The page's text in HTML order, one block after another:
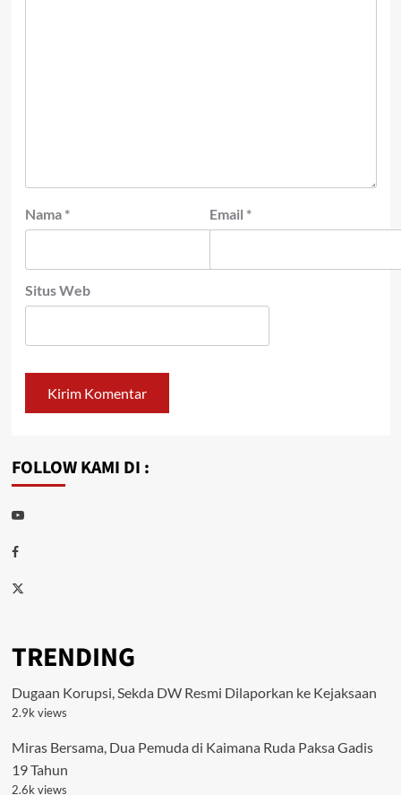
Nama * Email *
Situs Web
FOLLOW KAMI DI :
Youtube
Facebook
Twitter
TRENDING
Dugaan Korupsi, Sekda DW Resmi Dilaporkan ke Kejaksaan
2.9k views
Miras Bersama, Dua Pemuda di Kaimana Ruda Paksa Gadis
19 Tahun
2.6k views